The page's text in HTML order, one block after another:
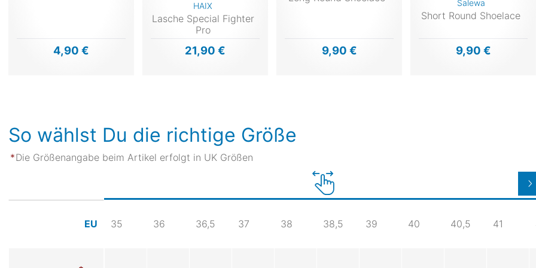
4,90 €
HAIX
Lasche Special Fighter
Pro
21,90 € 9,90 €
Salewa
Short Round Shoelace
9,90 €
So wählst Du die richtige Größe
Die Größenangabe beim Artikel erfolgt in UK Größen
EU 35 36 36,5 37 38 38,5 39 40 40,5 41